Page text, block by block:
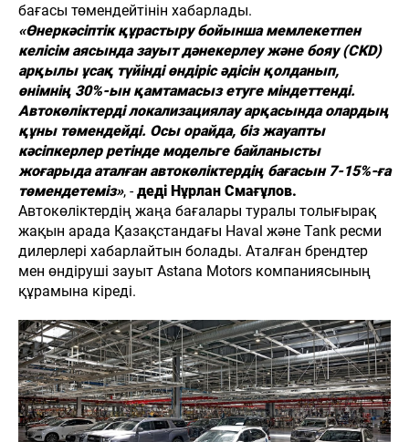
бағасы төмендейтінін хабарлады.
«Өнеркәсіптік құрастыру бойынша мемлекетпен
келісім аясында зауыт дәнекерлеу және бояу (CKD)
арқылы ұсақ түйінді өндіріс әдісін қолданып,
өнімнің 30%-ын қамтамасыз етуге міндеттенді.
Автокөліктерді локализациялау арқасында олардың
құны төмендейді. Осы орайда, біз жауапты
кәсіпкерлер ретінде модельге байланысты
жоғарыда аталған автокөліктердің бағасын 7-15%-ға
төмендетеміз», -деді Нұрлан Смағұлов.
Автокөліктердің жаңа бағалары туралы толығырақ
жақын арада Қазақстандағы Haval және Tank ресми
дилерлері хабарлайтын болады. Аталған брендтер
мен өндіруші зауыт Astana Motors компаниясының
құрамына кіреді.